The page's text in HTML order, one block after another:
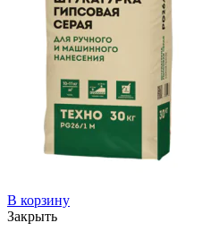
В корзину
Закрыть